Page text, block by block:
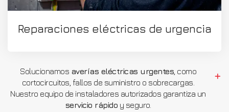
Reparaciones eléctricas de urgencia
Solucionamos averías eléctricas urgentes , como
cortocircuitos, fallos de suministro o sobrecargas.
Nuestro equipo de instaladores autorizados garantiza un
servicio rápido y seguro.